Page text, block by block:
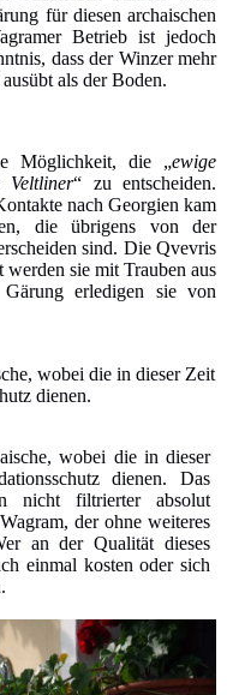
für diesen archaischen
Betrieb ist jedoch
dass der Winzer mehr
als der Boden.
Möglichkeit, die „ewige
Veltliner“ zu entscheiden.
nach Georgien kam
die übrigens von der
sind. Die Qvevris
sie mit Trauben aus
erledigen sie von
wobei die in dieser Zeit
dienen.
wobei die in dieser
dienen. Das
nicht filtrierter absolut
der ohne weiteres
an der Qualität dieses
einmal kosten oder sich